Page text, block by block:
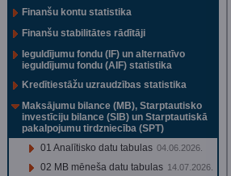
Finanšu kontu statistika
Finanšu stabilitātes rādītāji
Ieguldījumu fondu (IF) un alternatīvo
ieguldījumu fondu (AIF) statistika
Kredītiestāžu uzraudzības statistika
Maksājumu bilance (MB), Starptautisko
investīciju bilance (SIB) un Starptautiskā
pakalpojumu tirdzniecība (SPT)
01 Analītisko datu tabulas 04.06.2026.
02 MB mēneša datu tabulas 14.07.2026.